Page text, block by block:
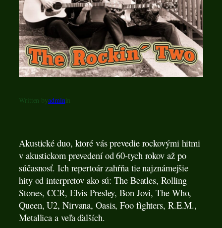
Written byadminin
Akustické duo, ktoré vás prevedie rockovými hitmi
v akustickom prevedení od 60-tych rokov až po
súčasnosť. Ich repertoár zahŕňa tie najznámejšie
hity od interpretov ako sú: The Beatles, Rolling
Stones, CCR, Elvis Presley, Bon Jovi, The Who,
Queen, U2, Nirvana, Oasis, Foo fighters, R.E.M.,
Metallica a veľa ďalších.